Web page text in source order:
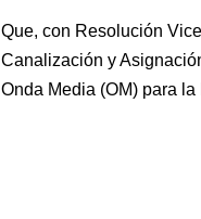
Que, con Resolución
Canalización y
Onda Media (OM) para